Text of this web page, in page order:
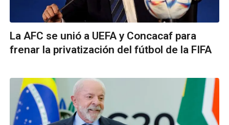
La AFC se unió a UEFA y Concacaf para
frenar la privatización del fútbol de la FIFA